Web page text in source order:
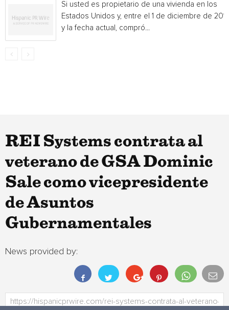
Si usted es propietario de una vivienda en los
Estados Unidos y, entre el 1 de diciembre de
y la fecha actual, compró...
REI Systems contrata al
veterano de GSA Dominic
Sale como vicepresidente
de Asuntos
Gubernamentales
News provided by: